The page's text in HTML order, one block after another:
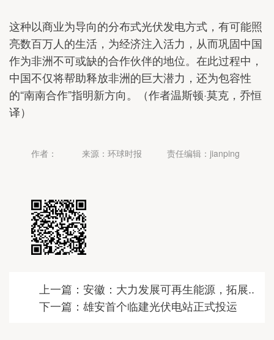
这种以商业为导向的分布式光伏发电方式，有可能照
亮数百万人的生活，为经济注入活力，从而巩固中国
作为非洲不可或缺的合作伙伴的地位。在此过程中，
中国不仅将帮助释放非洲的巨大潜力，还为包容性
的“南南合作”指明新方向。（作者温斯顿·莫克，乔恒
译）
作者： 来源：环球时报 责任编辑：jianping
上一篇：安徽：大力发展可再生能源，拓展..
下一篇：雄安首个临建光伏电站正式投运